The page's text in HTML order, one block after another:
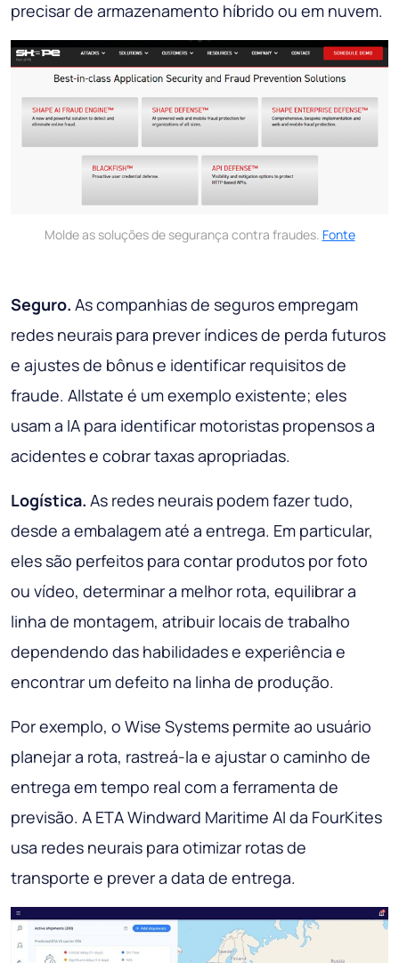
precisar de armazenamento híbrido ou em nuvem.
Molde as soluções de segurança contra fraudes. Fonte
Seguro. As companhias de seguros empregam
redes neurais para prever índices de perda futuros
e ajustes de bônus e identificar requisitos de
fraude. Allstate é um exemplo existente; eles
usam a IA para identificar motoristas propensos a
acidentes e cobrar taxas apropriadas.
Logística. As redes neurais podem fazer tudo,
desde a embalagem até a entrega. Em particular,
eles são perfeitos para contar produtos por foto
ou vídeo, determinar a melhor rota, equilibrar a
linha de montagem, atribuir locais de trabalho
dependendo das habilidades e experiência e
encontrar um defeito na linha de produção.
Por exemplo, o Wise Systems permite ao usuário
planejar a rota, rastreá-la e ajustar o caminho de
entrega em tempo real com a ferramenta de
previsão. A ETA Windward Maritime AI da FourKites
usa redes neurais para otimizar rotas de
transporte e prever a data de entrega.